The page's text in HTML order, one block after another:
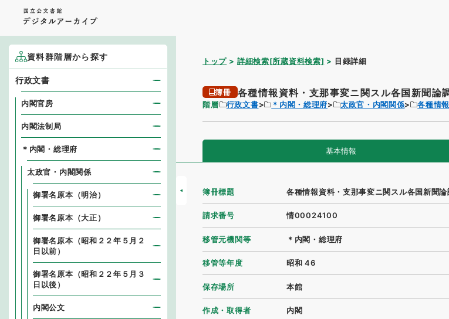
トップ 詳細検索[所蔵資料検索] 目録詳細
簿冊 各種情報資料・支那事変ニ関スル各国新聞論
階層 行政文書 ＊内閣・総理府 太政官・内閣関係 各種情
基本情報
簿冊標題 各種情報資料・支那事変ニ関スル各国新聞論
請求番号 情00024100
移管元機関等 ＊内閣・総理府
移管等年度 昭和 46
保存場所 本館
作成・取得者 内閣
資料群階層から探す
行政文書
内閣官房
内閣法制局
＊内閣・総理府
太政官・内閣関係
御署名原本（明治）
御署名原本（大正）
御署名原本（昭和２２年５月２
日以前）
御署名原本（昭和２２年５月３
日以後）
内閣公文